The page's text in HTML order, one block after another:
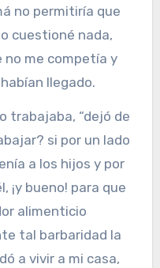
no permitiría que
cuestioné nada,
no me competía y
llegado.
trabajaba, “dejó de
si por un lado
a los hijos y por
¡y bueno! para que
alimenticio
tal barbaridad la
a vivir a mi casa,